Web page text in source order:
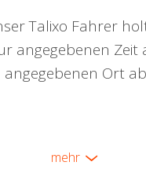
Talixo Fahrer
angegebenen Zeit
angegebenen Ort
mehr